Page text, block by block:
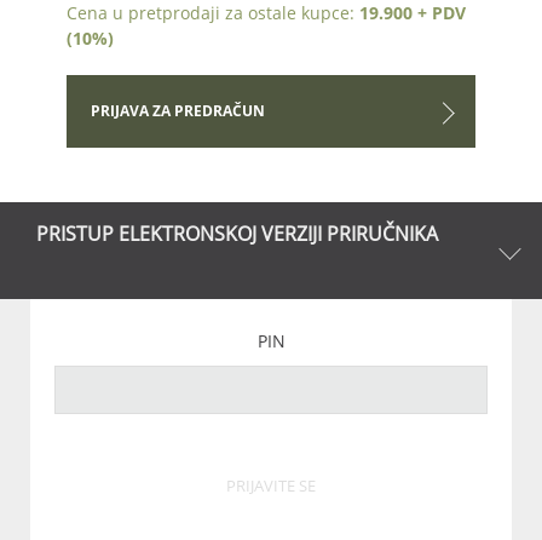
Cena u pretprodaji za ostale kupce: 19.900 + PDV
(10%)
PRIJAVA ZA PREDRAČUN
PRISTUP ELEKTRONSKOJ VERZIJI PRIRUČNIKA
PIN
PRIJAVITE SE